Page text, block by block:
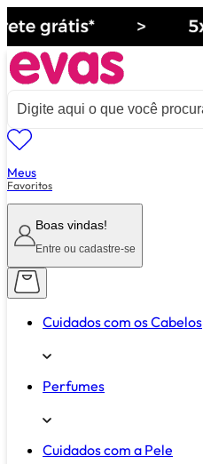
Meus
Favoritos
Boas vindas!
Entre ou cadastre-se
Cuidados com os Cabelos
Perfumes
Cuidados com a Pele